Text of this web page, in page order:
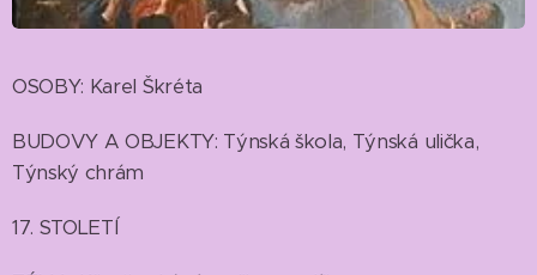
OSOBY: Karel Škréta
BUDOVY A OBJEKTY: Týnská škola, Týnská ulička,
Týnský chrám
17. STOLETÍ